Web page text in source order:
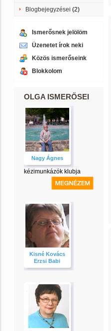
Blogbejegyzései (2)
Ismerősnek jelölöm
Üzenetet írok neki
Közös ismerőseink
Blokkolom
OLGA ISMERŐSEI
Nagy Ágnes
kézimunkázók klubja
Kisné Kovács
Erzsi Babi